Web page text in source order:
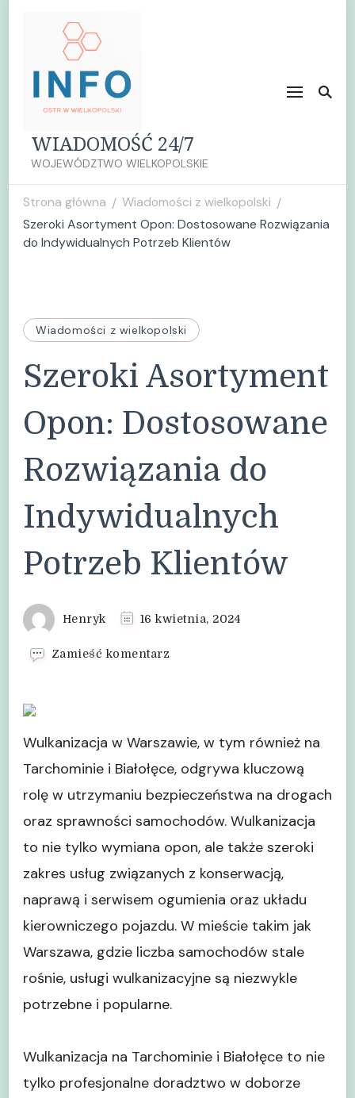
WIADOMOŚĆ 24/7
WOJEWÓDZTWO WIELKOPOLSKIE
Strona główna / Wiadomości z wielkopolski /
Szeroki Asortyment Opon: Dostosowane Rozwiązania
do Indywidualnych Potrzeb Klientów
Wiadomości z wielkopolski
Szeroki Asortyment
Opon: Dostosowane
Rozwiązania do
Indywidualnych
Potrzeb Klientów
Henryk 16 kwietnia, 2024
Zamieść komentarz
Dostosowane
Rozwiązania
do
Indywidualnych
Potrzeb
Klientów
Wulkanizacja w Warszawie, w tym również na
Tarchominie i Białołęce, odgrywa kluczową
rolę w utrzymaniu bezpieczeństwa na drogach
oraz sprawności samochodów. Wulkanizacja
to nie tylko wymiana opon, ale także szeroki
zakres usług związanych z konserwacją,
naprawą i serwisem ogumienia oraz układu
kierowniczego pojazdu. W mieście takim jak
Warszawa, gdzie liczba samochodów stale
rośnie, usługi wulkanizacyjne są niezwykle
potrzebne i popularne.
Wulkanizacja na Tarchominie i Białołęce to nie
tylko profesjonalne doradztwo w doborze